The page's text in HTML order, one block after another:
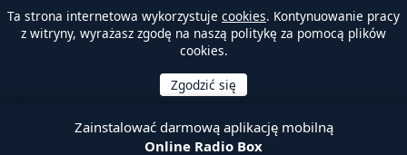
Ta strona internetowa wykorzystuje cookies. Kontynuowanie pracy
z witryny, wyrażasz zgodę na naszą politykę za pomocą plików
cookies.
Zainstalować darmową aplikację mobilną
Online Radio Box